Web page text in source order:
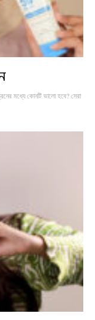
মধ্যে কোনটি ভালো হবে? সেরা